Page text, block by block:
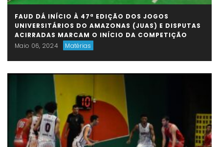
FAUD DÁ INÍCIO À 47ª EDIÇÃO DOS JOGOS
UNIVERSITÁRIOS DO AMAZONAS (JUAS) E DISPUTAS
ACIRRADAS MARCAM O INÍCIO DA COMPETIÇÃO
Maio 06, 2024
Matérias